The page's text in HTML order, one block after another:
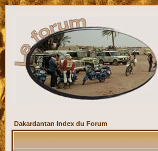
Dakardantan Index du Forum